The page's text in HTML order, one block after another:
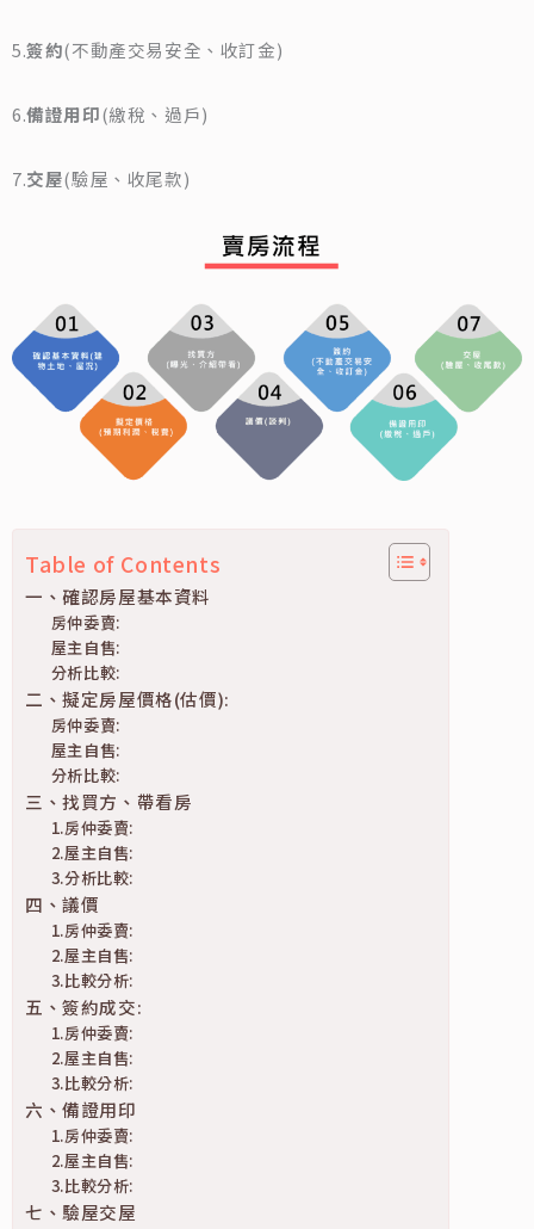
5.簽約(不動產交易安全、收訂金)
6.備證用印(繳稅、過戶)
7.交屋(驗屋、收尾款)
Table of Contents
一、確認房屋基本資料
房仲委賣:
屋主自售:
分析比較:
二、擬定房屋價格(估價):
房仲委賣:
屋主自售:
分析比較:
三、找買方、帶看房
1.房仲委賣:
2.屋主自售:
3.分析比較:
四、議價
1.房仲委賣:
2.屋主自售:
3.比較分析:
五、簽約成交:
1.房仲委賣:
2.屋主自售:
3.比較分析:
六、備證用印
1.房仲委賣:
2.屋主自售:
3.比較分析:
七、驗屋交屋